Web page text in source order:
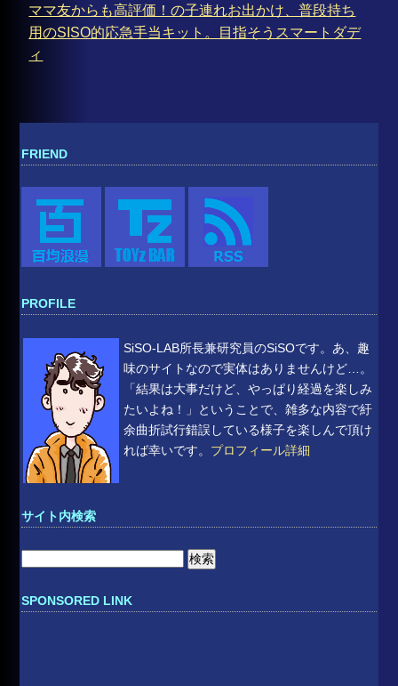
ママ友からも高評価！の子連れお出かけ、普段持ち
用のSISO的応急手当キット。目指そうスマートダデ
ィ
FRIEND
PROFILE
SiSO-LAB所長兼研究員のSiSOです。あ、趣
味のサイトなので実体はありませんけど…。
「結果は大事だけど、やっぱり経過を楽しみ
たいよね！」ということで、雑多な内容で紆
余曲折試行錯誤している様子を楽しんで頂け
れば幸いです。 プロフィール詳細
サイト内検索
SPONSORED LINK